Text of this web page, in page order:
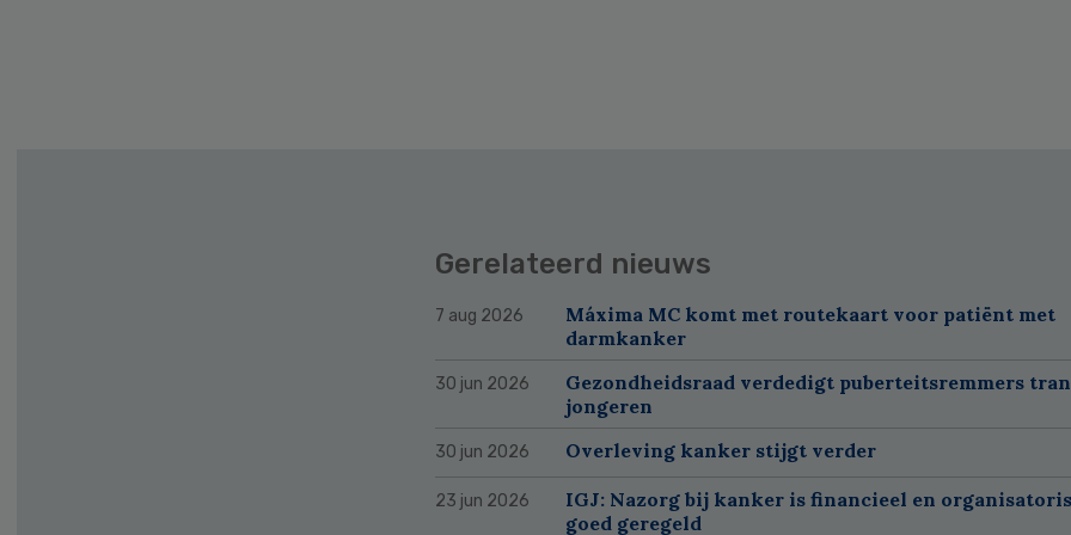
Gerelateerd nieuws
7 aug 2026
Máxima MC komt met routekaart voor patiënt met
darmkanker
30 jun 2026
Gezondheidsraad verdedigt puberteitsremmers
jongeren
30 jun 2026 Overleving kanker stijgt verder
23 jun 2026
IGJ: Nazorg bij kanker is financieel en
goed geregeld